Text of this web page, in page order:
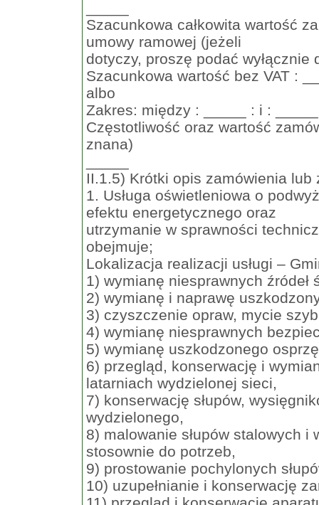
Szacunkowa całkowita wartość
umowy ramowej (jeżeli
dotyczy, proszę podać wyłącznie
Szacunkowa wartość bez VAT :
albo
Zakres: między : _____ : i :
Częstotliwość oraz wartość
znana)
II.1.5) Krótki opis zamówienia lub
1. Usługa oświetleniowa o
efektu energetycznego oraz
utrzymanie w sprawności
obejmuje;
Lokalizacja realizacji usługi –
1) wymianę niesprawnych źródeł
2) wymianę i naprawę
3) czyszczenie opraw, mycie
4) wymianę niesprawnych
5) wymianę uszkodzonego
6) przegląd, konserwację i
latarniach wydzielonej sieci,
7) konserwację słupów,
wydzielonego,
8) malowanie słupów stalowych
stosownie do potrzeb,
9) prostowanie pochylonych
10) uzupełnianie i konserwację